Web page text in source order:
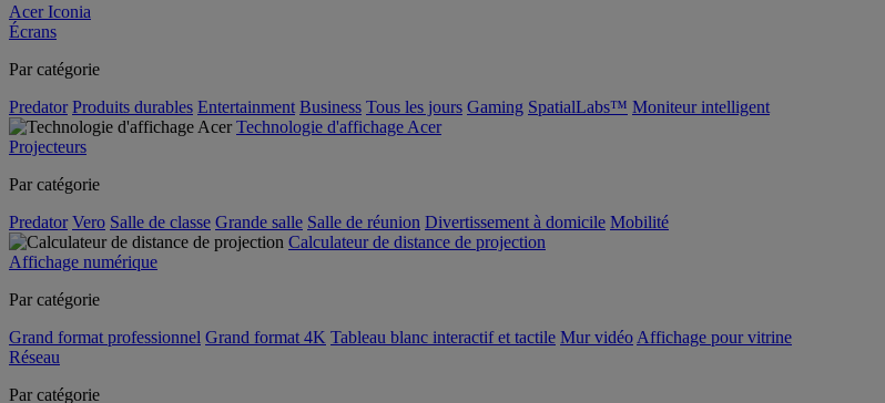
Acer Iconia
Écrans
Par catégorie
Predator Produits durables Entertainment Business Tous les jours Gaming SpatialLabs™ Moniteur intelligent
Technologie d'affichage Acer
Projecteurs
Par catégorie
Predator Vero Salle de classe Grande salle Salle de réunion Divertissement à domicile Mobilité
Calculateur de distance de projection
Affichage numérique
Par catégorie
Grand format professionnel Grand format 4K Tableau blanc interactif et tactile Mur vidéo Affichage pour vitrine
Réseau
Par catégorie